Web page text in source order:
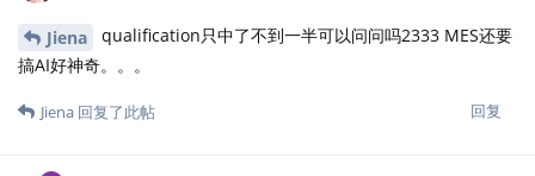
Jiena
qualification只中了不到一半可以问问吗2333 MES还要
搞AI好神奇。。。
回复
Jiena 回复了此帖